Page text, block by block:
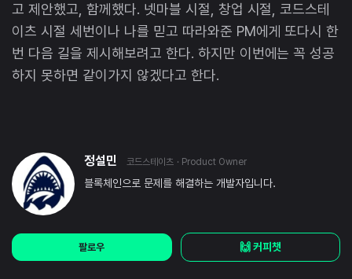
고 제안했고, 함께했다. 넷마블 시절, 창업 시절, 코드스테
이츠 시절 세번이나 나를 믿고 따라와준 PM에게 또다시 한
번 다음 길을 제시해보려고 한다. 하지만 이번에는 꼭 성공
하지 못하면 같이가지 않겠다고 한다.
정설민 코드스테이츠 · Product Owner
블록체인으로 문제를 해결하는 개발자입니다.
팔로우 🙌 커피챗